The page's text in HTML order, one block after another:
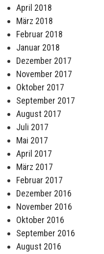
April 2018
März 2018
Februar 2018
Januar 2018
Dezember 2017
November 2017
Oktober 2017
September 2017
August 2017
Juli 2017
Mai 2017
April 2017
März 2017
Februar 2017
Dezember 2016
November 2016
Oktober 2016
September 2016
August 2016